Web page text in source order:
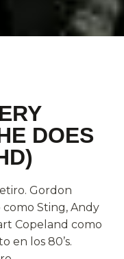
DOES
Gordon
Sting, Andy
Copeland como
en los 80’s.